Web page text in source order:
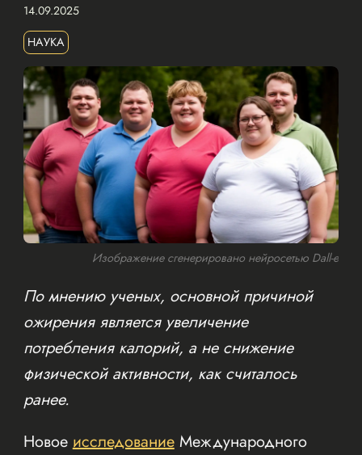
14.09.2025
НАУКА
Изображение сгенерировано нейросетью Dall-e
По мнению ученых, основной причиной
ожирения является увеличение
потребления калорий, а не снижение
физической активности, как считалось
ранее.
НовоеисследованиеМеждународного